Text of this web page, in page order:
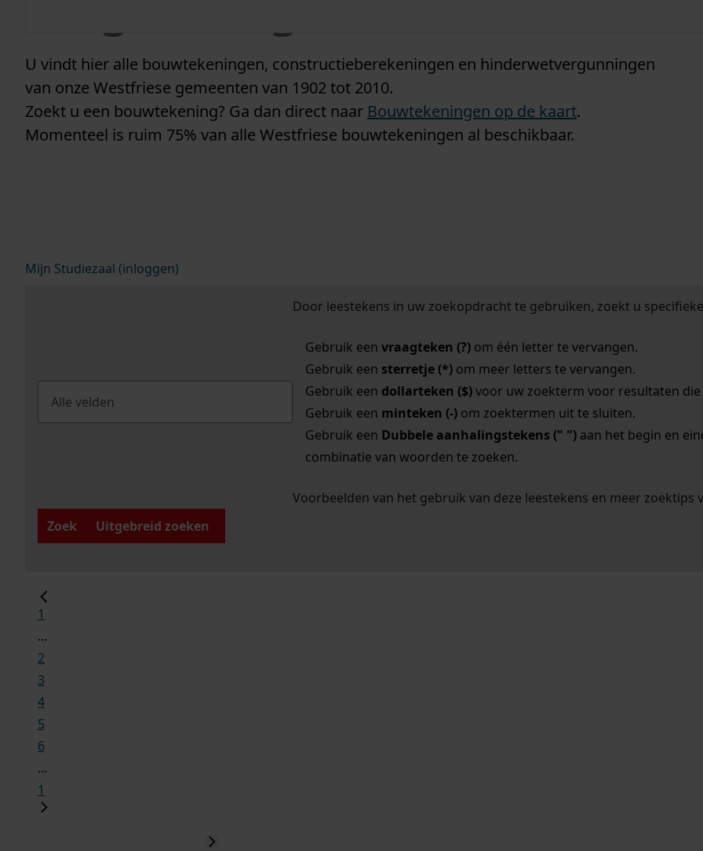
U vindt hier alle bouwtekeningen, constructieberekeningen en hinderwetvergunningen
van onze Westfriese gemeenten van 1902 tot 2010.
Zoekt u een bouwtekening? Ga dan direct naar Bouwtekeningen op de kaart.
Momenteel is ruim 75% van alle Westfriese bouwtekeningen al beschikbaar.
Mijn Studiezaal (inloggen)
Door leestekens in uw zoekopdracht te gebruiken, zoekt u
Gebruik een vraagteken (?)om één letter te vervangen.
Gebruik een sterretje (*)om meer letters te vervangen.
Gebruik een dollarteken ($)voor uw zoekterm voor resultaten die
Gebruik een minteken (-)om zoektermen uit te sluiten.
Gebruik een Dubbele aanhalingstekens (" ")aan het begin en
combinatie van woorden te zoeken.
Voorbeelden van het gebruik van deze leestekens en meer zoektips
Zoek
Uitgebreid zoeken
1
...
2
3
4
5
6
...
1